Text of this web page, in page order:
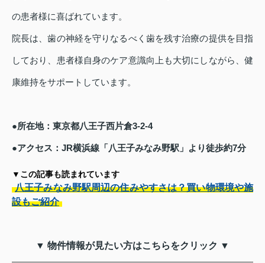
の患者様に喜ばれています。
院長は、歯の神経を守りなるべく歯を残す治療の提供を目指
しており、患者様自身のケア意識向上も大切にしながら、健
康維持をサポートしています。
●所在地：東京都八王子西片倉3-2-4
●アクセス：JR横浜線「八王子みなみ野駅」より徒歩約7分
▼この記事も読まれています
八王子みなみ野駅周辺の住みやすさは？買い物環境や施
設もご紹介
▼ 物件情報が見たい方はこちらをクリック ▼